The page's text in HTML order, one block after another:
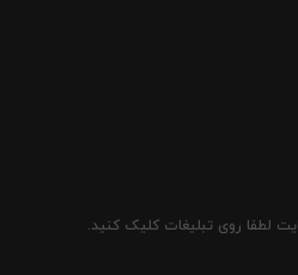
لطفا روی تبلیغات کلیک کنید.